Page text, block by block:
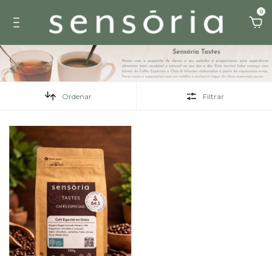
0
Ordenar Filtrar